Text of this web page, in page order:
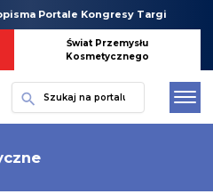
Portale Kongresy Targi
Świat Przemysłu
Kosmetycznego
Szukaj